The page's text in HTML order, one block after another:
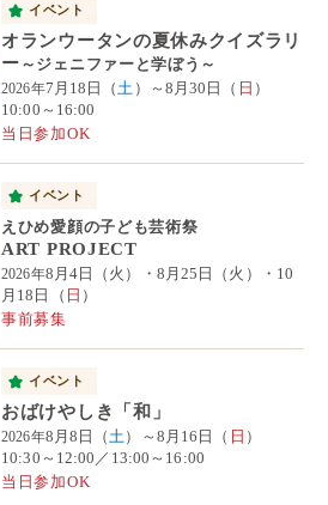
イベント
オランウータンの夏休みクイズラリ
ー ～ジェニファーと学ぼう～
2026年7月18日（ 土 ）～8月30日（ 日 ）
10:00～16:00
当日参加OK
イベント
えひめ愛顔の子ども芸術祭
ART PROJECT
2026年8月4日（火）・8月25日（火）・10
月18日（ 日 ）
事前募集
イベント
おばけやしき「和」
2026年8月8日（ 土 ）～8月16日（ 日 ）
10:30～12:00／13:00～16:00
当日参加OK